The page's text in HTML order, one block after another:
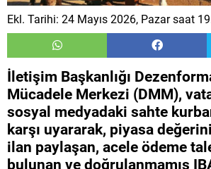
Ekl. Tarihi: 24 Mayıs 2026, Pazar saat
İletişim Başkanlığı
Mücadele Merkezi (DMM),
sosyal medyadaki sahte
karşı uyararak, piyasa
ilan paylaşan, acele ödeme
bulunan ve doğrulanmamış